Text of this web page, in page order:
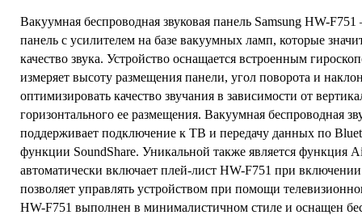
Вакуумная беспроводная звуковая панель Samsung HW-F751
панель с усилителем на базе вакуумных ламп, которые
качество звука. Устройство оснащается встроенным
измеряет высоту размещения панели, угол поворота и
оптимизировать качество звучания в зависимости от
горизонтального ее размещения. Вакуумная беспроводная
поддерживает подключение к ТВ и передачу данных по
функции SoundShare. Уникальной также является функция
автоматически включает плей-лист HW-F751 при включении
позволяет управлять устройством при помощи
HW-F751 выполнен в минималистичном стиле и оснащен